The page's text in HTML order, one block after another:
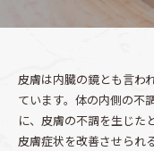
皮膚は内臓の鏡とも言わ
ています。体の内側の不
に、皮膚の不調を生じた
皮膚症状を改善させられ